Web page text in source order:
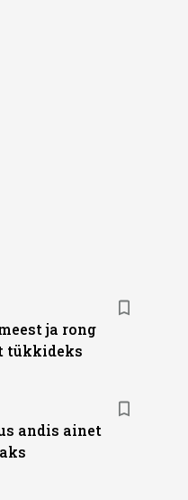
ja rong
tükkideks
andis ainet